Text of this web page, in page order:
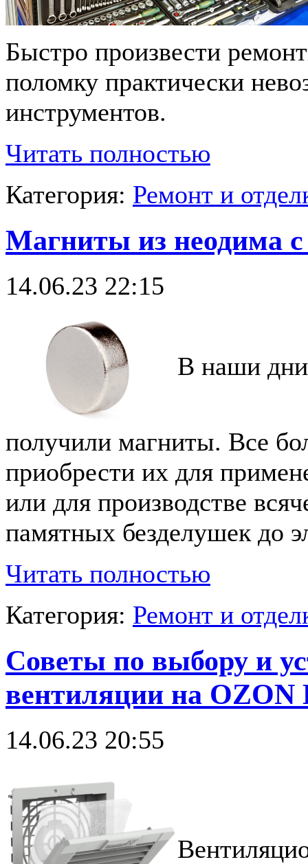
Быстро произвести
поломку практически
инструментов.
Читать полностью
Категория: Ремонт и
Магниты из неодима с
14.06.23 22:15
В наши дни
получили магниты. Все
приобрести их для
или для производстве
памятных безделушек до
Читать полностью
Категория: Ремонт и
Советы по выбору и
вентиляции на OZON
14.06.23 20:55